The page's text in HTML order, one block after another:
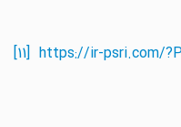
[11] https://ir-psri.com/